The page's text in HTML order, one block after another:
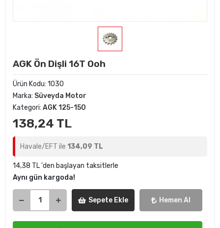
AGK Ön Dişli 16T Ooh
Ürün Kodu: 1030
Marka: Süveyda Motor
Kategori: AGK 125-150
138,24 TL
Havale/EFT ile 134,09 TL
14,38 TL 'den başlayan taksitlerle
Aynı gün kargoda!
Sepete Ekle Hemen Al